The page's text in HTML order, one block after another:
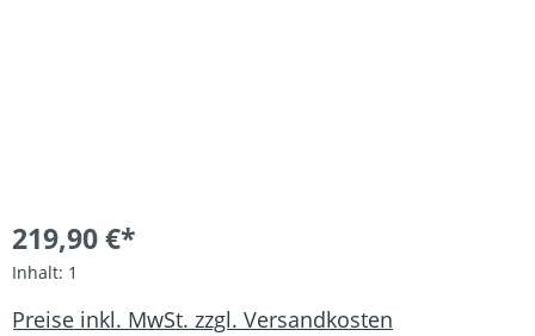
219,90 €*
Inhalt: 1
Preise inkl. MwSt. zzgl. Versandkosten